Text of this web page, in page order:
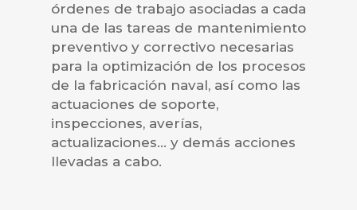
órdenes de trabajo asociadas a cada
una de las tareas de mantenimiento
preventivo y correctivo necesarias
para la optimización de los procesos
de la fabricación naval, así como las
actuaciones de soporte,
inspecciones, averías,
actualizaciones… y demás acciones
llevadas a cabo.